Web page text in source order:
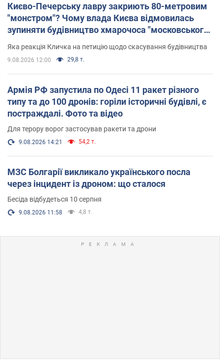
Києво-Печерську лавру закриють 80-метровим
"монстром"? Чому влада Києва відмовилась
зупиняти будівництво хмарочоса "московського
вірянина"
Яка реакція Кличка на петицію щодо скасування будівництва
9.08.2026 12:00 29,8 т.
Армія РФ запустила по Одесі 11 ракет різного
типу та до 100 дронів: горіли історичні будівлі, є
постраждалі. Фото та відео
Для терору ворог застосував ракети та дрони
9.08.2026 14:21 54,2 т.
МЗС Болгарії викликало українського посла
через інцидент із дроном: що сталося
Бесіда відбудеться 10 серпня
9.08.2026 11:58 4,8 т.